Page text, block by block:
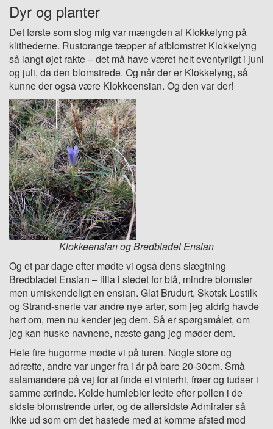
Dyr og planter
Det første som slog mig var mængden af Klokkelyng på
klithederne. Rustorange tæpper af afblomstret Klokkelyng
så langt øjet rakte – det må have været helt eventyrligt i juni
og juli, da den blomstrede. Og når der er Klokkelyng, så
kunne der også være Klokkeensian. Og den var der!
Klokkeensian og Bredbladet Ensian
Og et par dage efter mødte vi også dens slægtning
Bredbladet Ensian – lilla i stedet for blå, mindre blomster
men umiskendeligt en ensian. Glat Brudurt, Skotsk Lostilk
og Strand-snerle var andre nye arter, som jeg aldrig havde
hørt om, men nu kender jeg dem. Så er spørgsmålet, om
jeg kan huske navnene, næste gang jeg møder dem.
Hele fire hugorme mødte vi på turen. Nogle store og
adrætte, andre var unger fra i år på bare 20-30cm. Små
salamandere på vej for at finde et vinterhi, frøer og tudser i
samme ærinde. Kolde humlebier ledte efter pollen i de
sidste blomstrende urter, og de allersidste Admiraler så
ikke ud som om det hastede med at komme afsted mod